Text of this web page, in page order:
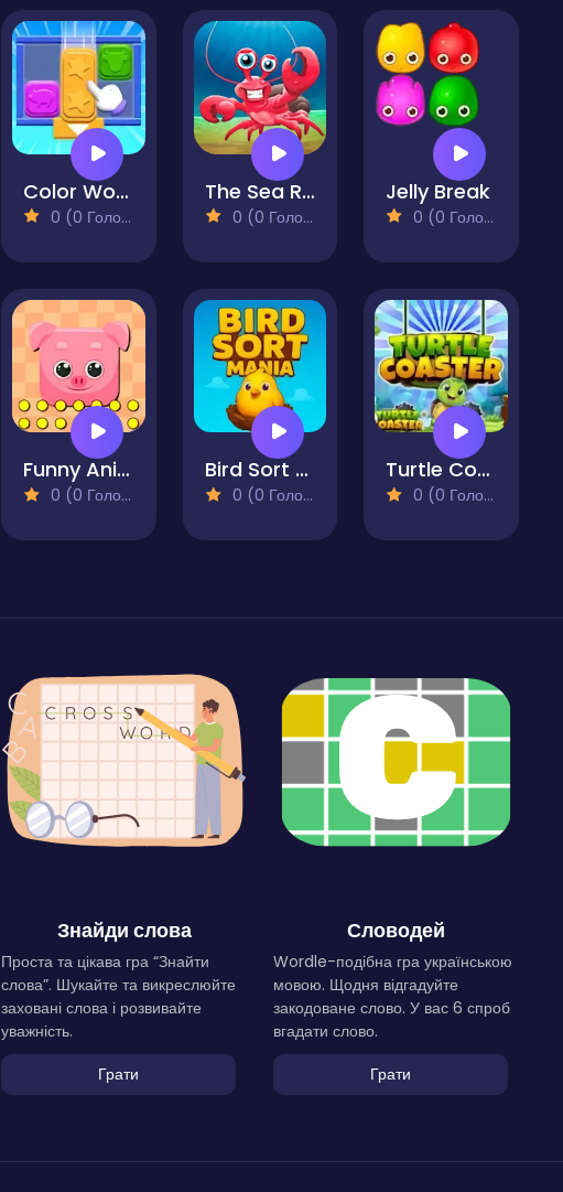
Color Wood Animal Jam
0 (0 Голосів)
The Sea Rush
0 (0 Голосів)
Jelly Break
0 (0 Голосів)
Funny Animal Faces
0 (0 Голосів)
Bird Sort Mania
0 (0 Голосів)
Turtle Coaster
0 (0 Голосів)
Знайди слова
Проста та цікава гра “Знайти
слова”. Шукайте та викреслюйте
заховані слова і розвивайте
уважність.
Грати
Словодей
Wordle-подібна гра українською
мовою. Щодня відгадуйте
закодоване слово. У вас 6 спроб
вгадати слово.
Грати